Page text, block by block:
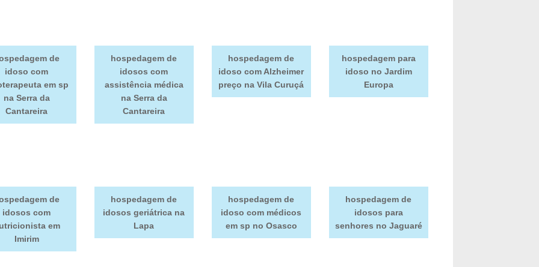
de
idoso com
em sp
na Serra da
Cantareira
hospedagem de
idosos com
assistência médica
na Serra da
Cantareira
hospedagem de
idoso com Alzheimer
preço na Vila Curuçá
hospedagem para
idoso no Jardim
Europa
de
idosos com
em
Imirim
hospedagem de
idosos geriátrica na
Lapa
hospedagem de
idoso com médicos
em sp no Osasco
hospedagem de
idosos para
senhores no Jaguaré